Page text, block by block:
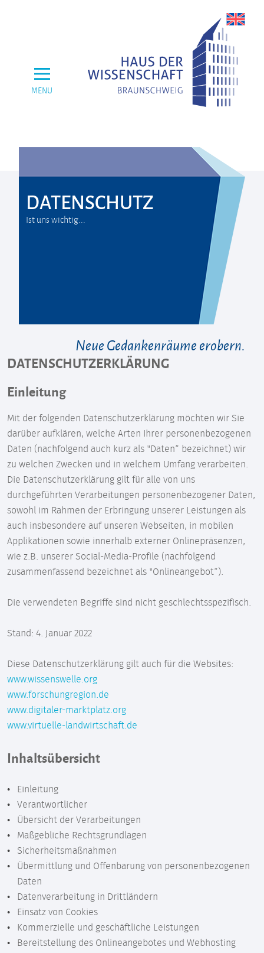
MENU
DATENSCHUTZ
Ist uns wichtig...
Neue Gedankenräume erobern.
DATENSCHUTZERKLÄRUNG
Einleitung
Mit der folgenden Datenschutzerklärung möchten wir Sie
darüber aufklären, welche Arten Ihrer personenbezogenen
Daten (nachfolgend auch kurz als "Daten“ bezeichnet) wir
zu welchen Zwecken und in welchem Umfang verarbeiten.
Die Datenschutzerklärung gilt für alle von uns
durchgeführten Verarbeitungen personenbezogener Daten,
sowohl im Rahmen der Erbringung unserer Leistungen als
auch insbesondere auf unseren Webseiten, in mobilen
Applikationen sowie innerhalb externer Onlinepräsenzen,
wie z.B. unserer Social-Media-Profile (nachfolgend
zusammenfassend bezeichnet als "Onlineangebot“).
Die verwendeten Begriffe sind nicht geschlechtsspezifisch.
Stand: 4. Januar 2022
Diese Datenschutzerklärung gilt auch für die Websites:
www.wissenswelle.org
www.forschungregion.de
www.digitaler-marktplatz.org
www.virtuelle-landwirtschaft.de
Inhaltsübersicht
Einleitung
Verantwortlicher
Übersicht der Verarbeitungen
Maßgebliche Rechtsgrundlagen
Sicherheitsmaßnahmen
Übermittlung und Offenbarung von personenbezogenen
Daten
Datenverarbeitung in Drittländern
Einsatz von Cookies
Kommerzielle und geschäftliche Leistungen
Bereitstellung des Onlineangebotes und Webhosting